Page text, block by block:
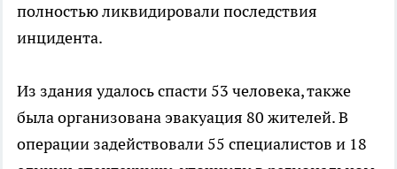
полностью ликвидировали последствия
инцидента.
Из здания удалось спасти 53 человека, также
была организована эвакуация 80 жителей. В
операции задействовали 55 специалистов и 18